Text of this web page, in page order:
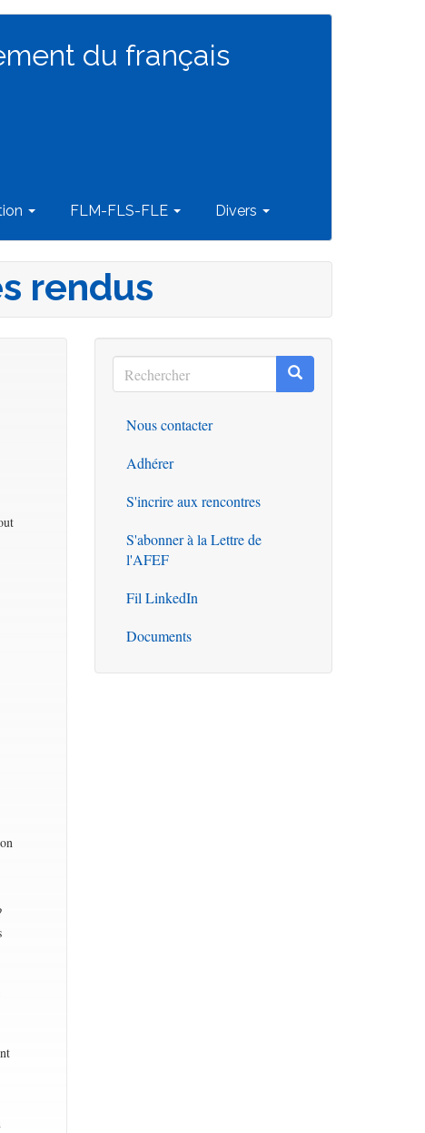
du français
FLM-FLS-FLE Divers
rendus
Rechercher
Rechercher Rechercher
Outils
Nous contacter
Adhérer
S'incrire aux rencontres
S'abonner à la Lettre de
l'AFEF
Fil LinkedIn
Documents